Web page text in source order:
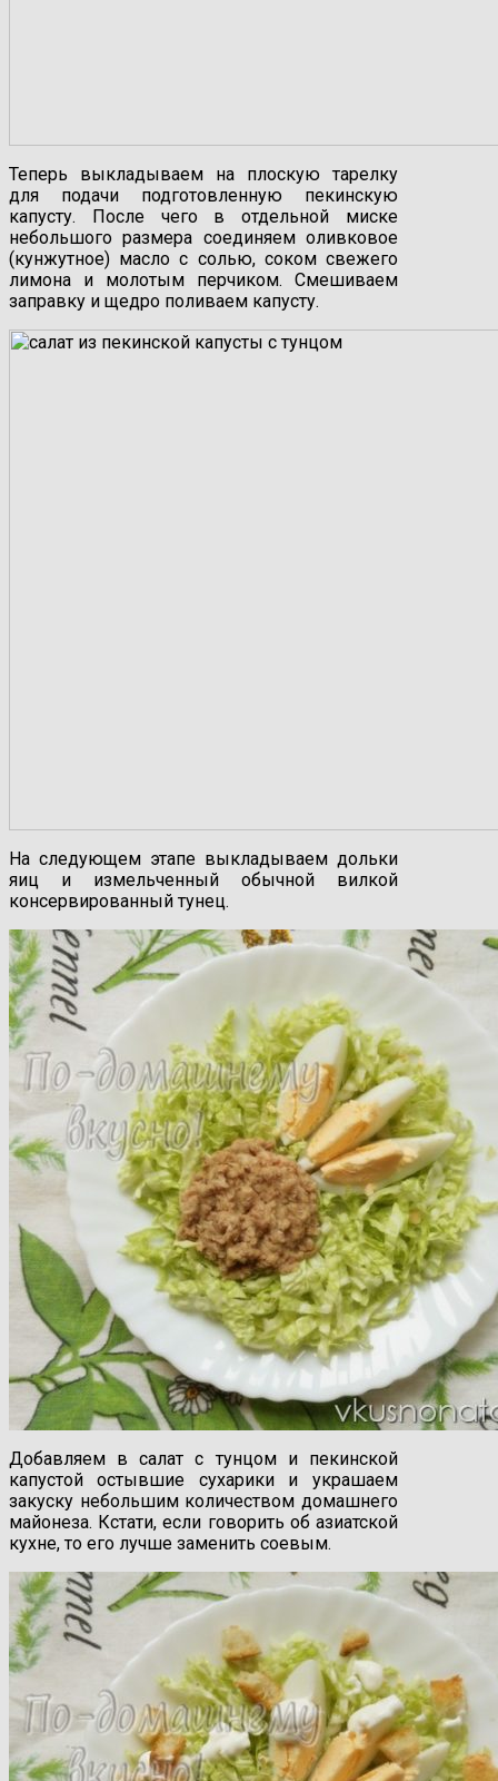
Теперь выкладываем на плоскую тарелку
для подачи подготовленную пекинскую
капусту. После чего в отдельной миске
небольшого размера соединяем оливковое
(кунжутное) масло с солью, соком свежего
лимона и молотым перчиком. Смешиваем
заправку и щедро поливаем капусту.
На следующем этапе выкладываем дольки
яиц и измельченный обычной вилкой
консервированный тунец.
Добавляем в салат с тунцом и пекинской
капустой остывшие сухарики и украшаем
закуску небольшим количеством домашнего
майонеза. Кстати, если говорить об азиатской
кухне, то его лучше заменить соевым.